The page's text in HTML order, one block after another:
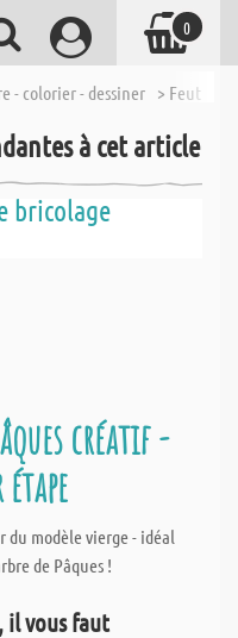
- colorier - dessiner > Feutres
à cet article
bricolage
créatif -
modèle vierge - idéal
de Pâques !
il vous faut
0